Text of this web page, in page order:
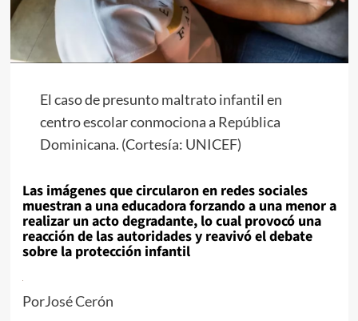
El caso de presunto maltrato infantil en
centro escolar conmociona a República
Dominicana. (Cortesía: UNICEF)
Las imágenes que circularon en redes sociales
muestran a una educadora forzando a una menor a
realizar un acto degradante, lo cual provocó una
reacción de las autoridades y reavivó el debate
sobre la protección infantil
PorJosé Cerón